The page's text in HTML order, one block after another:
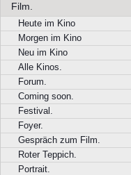
Film.
Heute im Kino
Morgen im Kino
Neu im Kino
Alle Kinos.
Forum.
Coming soon.
Festival.
Foyer.
Gespräch zum Film.
Roter Teppich.
Portrait.